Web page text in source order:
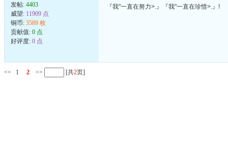
发帖: 4403
威望: 11909 点
铜币: 3589 枚
贡献值: 0 点
好评度: 0 点
『我"一直在努力>.』『我"一直在珍惜>.』!
<< 1 2 >> [共2页]